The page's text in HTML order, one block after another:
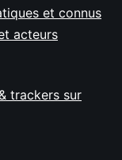
et connus
acteurs
trackers sur